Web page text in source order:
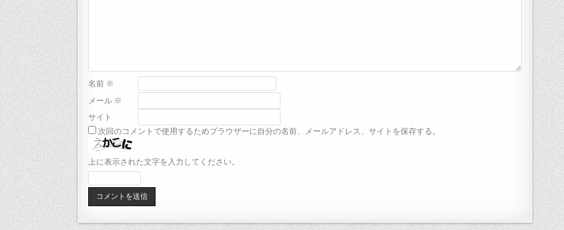
名前 ※
メール ※
サイト
次回のコメントで使用するためブラウザーに自分の名前、メールアドレス、サイトを保存する。
上に表示された文字を入力してください。